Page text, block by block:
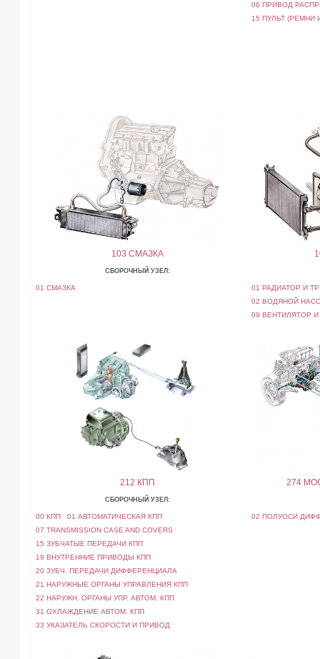
06 ПРИВОД
15 ПУЛЬТ (РЕМНИ
103 СМАЗКА
СБОРОЧНЫЙ УЗЕЛ:
01 СМАЗКА
01 РАДИАТОР И
02 ВОДЯНОЙ
09 ВЕНТИЛЯТОР
212 КПП
СБОРОЧНЫЙ УЗЕЛ:
00 КПП 01 АВТОМАТИЧЕСКАЯ КПП
07 TRANSMISSION CASE AND COVERS
15 ЗУБЧАТЫЕ ПЕРЕДАЧИ КПП
19 ВНУТРЕННИЕ ПРИВОДЫ КПП
20 ЗУБЧ. ПЕРЕДАЧИ ДИФФЕРЕНЦИАЛА
21 НАРУЖНЫЕ ОРГАНЫ УПРАВЛЕНИЯ КПП
22 НАРУЖН. ОРГАНЫ УПР. АВТОМ. КПП
31 ОХЛАЖДЕНИЕ АВТОМ. КПП
33 УКАЗАТЕЛЬ СКОРОСТИ И ПРИВОД
274
02 ПОЛУОСИ